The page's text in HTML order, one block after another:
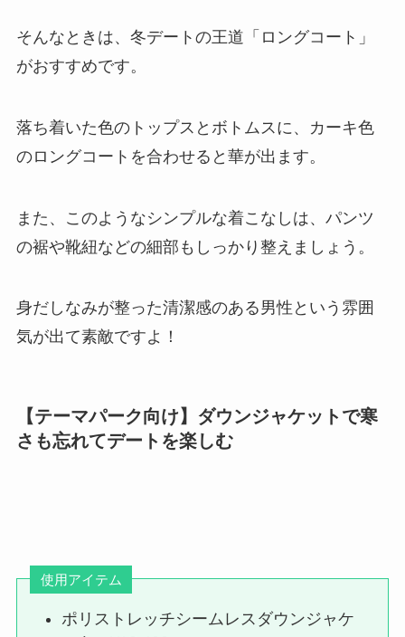
そんなときは、冬デートの王道「ロングコート」
がおすすめです。
落ち着いた色のトップスとボトムスに、カーキ色
のロングコートを合わせると華が出ます。
また、このようなシンプルな着こなしは、パンツ
の裾や靴紐などの細部もしっかり整えましょう。
身だしなみが整った清潔感のある男性という雰囲
気が出て素敵ですよ！
【テーマパーク向け】ダウンジャケットで寒
さも忘れてデートを楽しむ
使用アイテム
ポリストレッチシームレスダウンジャケ